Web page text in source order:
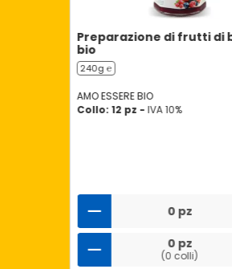
Preparazione di frutti di
bio
240g ℮
AMO ESSERE BIO
Collo: 12 pz - IVA 10%
0 pz
0 pz
(0 colli)